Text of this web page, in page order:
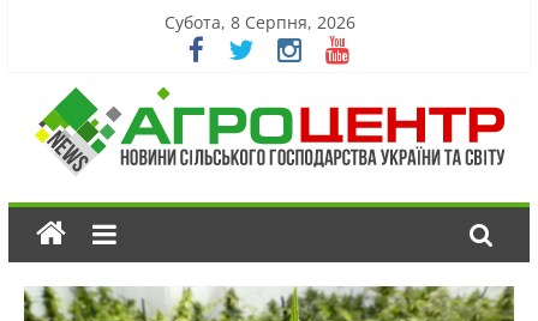
Субота, 8 Серпня, 2026